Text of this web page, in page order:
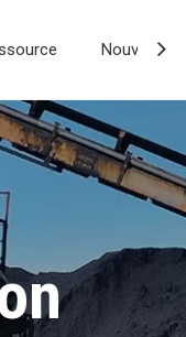
Nouvelles